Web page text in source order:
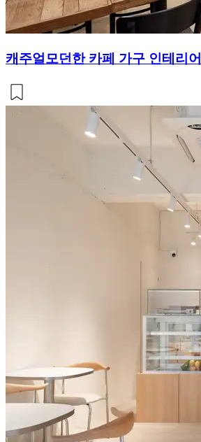
캐주얼모던한 카페 가구 인테리어